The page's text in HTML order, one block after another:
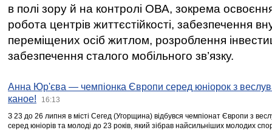
в полі зору й на контролі ОВА, зокрема освоєння
робота центрів життєстійкості, забезпечення
переміщених осіб житлом, розроблення
забезпечення сталого мобільного зв’язку.
Анна Юр'єва — чемпіонка Європи серед юніорок з
каное!
16:13
З 23 до 26 липня в місті Сегед (Угорщина) відбувся чемпіонат Європи з
серед юніорів та молоді до 23 років, який зібрав найсильніших молодих